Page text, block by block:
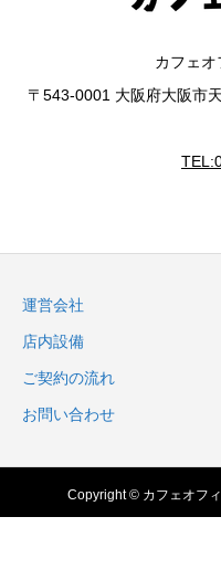
カフェ
〒543-0001 大阪府大阪市
運営会社
店内設備
ご契約の流れ
お問い合わせ
Copyright © カフェオフ
内覧・体験予約